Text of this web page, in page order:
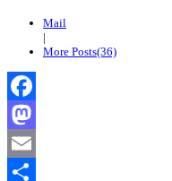
Mail
|
More Posts(36)
Facebook
Mastodon
Email